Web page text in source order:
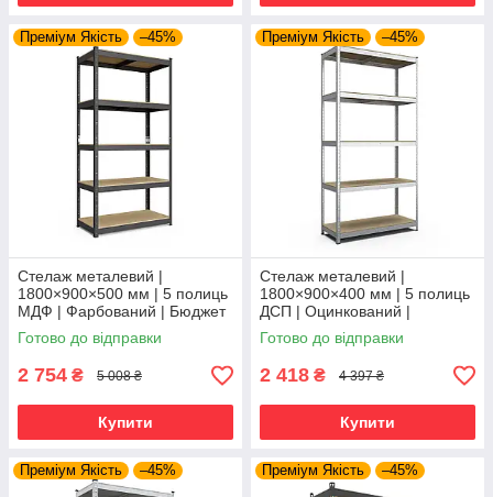
Преміум Якість –45%
Стелаж металевий |
1800×900×500 мм | 5 полиць
МДФ | Фарбований | Бюджет
КМ | 175 кг/полицю | збірний
для гаража, складу та
Готово до відправки
2 754 ₴ 5 008 ₴
Купити
Преміум Якість –45%
Стелаж металевий |
1800×900×400 мм | 5 полиць
ДСП | Оцинкований |
Стандарт ОД | 220 кг/полицю
| збірний для складу, гаража
та
Готово до відправки
2 418 ₴ 4 397 ₴
Купити
Преміум Якість –45% Преміум Якість –45%